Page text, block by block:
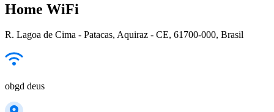
Home WiFi
R. Lagoa de Cima - Patacas, Aquiraz - CE, 61700-000, Brasil
obgd deus